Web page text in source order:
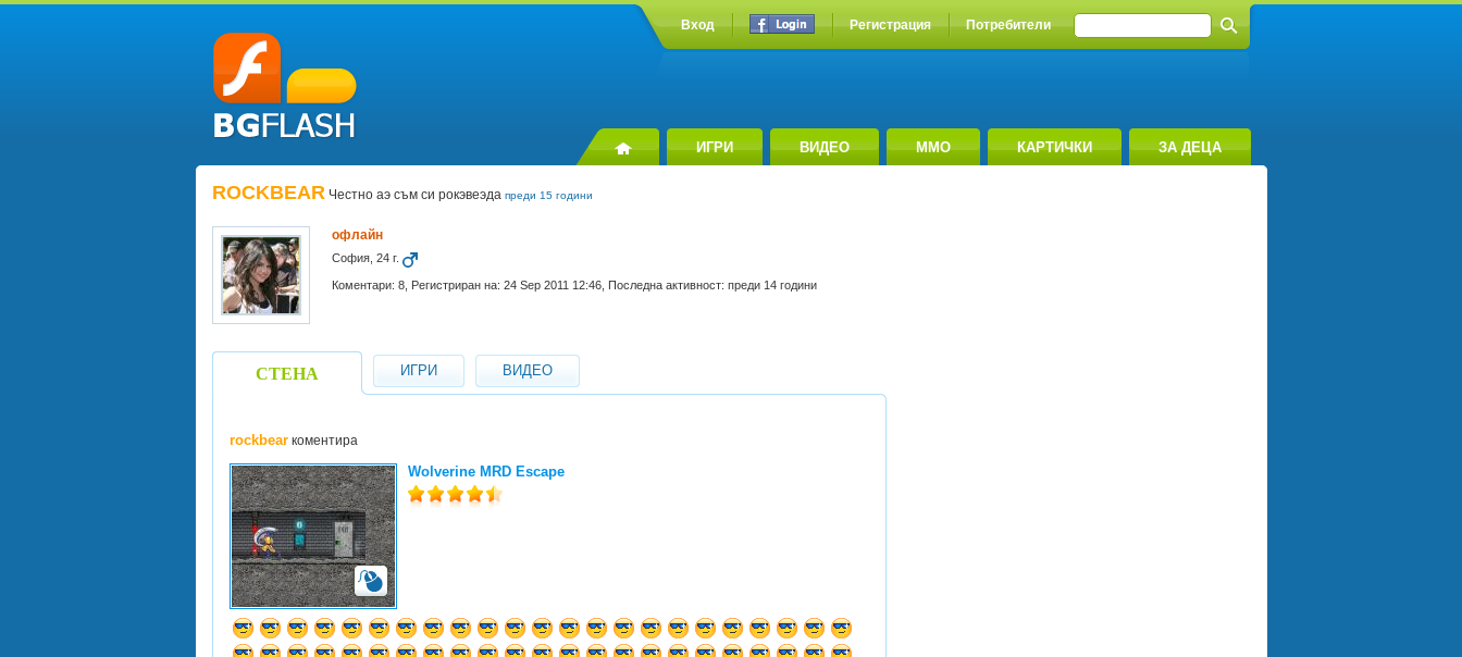
Вход Регистрация Потребители
ИГРИ ВИДЕО MMO КАРТИЧКИ ЗА ДЕЦА
ROCKBEAR Честно аэ съм си рокэвеэда преди 15 години
офлайн
София, 24 г.
Коментари: 8, Регистриран на: 24 Sep 2011 12:46, Последна активност: преди 14 години
СТЕНА ИГРИ ВИДЕО
rockbearкоментира
Wolverine MRD Escape